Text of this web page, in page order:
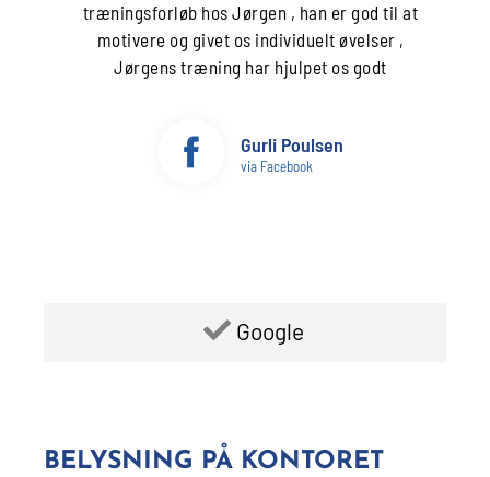
træningsforløb hos Jørgen , han er god til at
motivere og givet os individuelt øvelser ,
Jørgens træning har hjulpet os godt
Gurli Poulsen
via Facebook
Google
BELYSNING PÅ KONTORET